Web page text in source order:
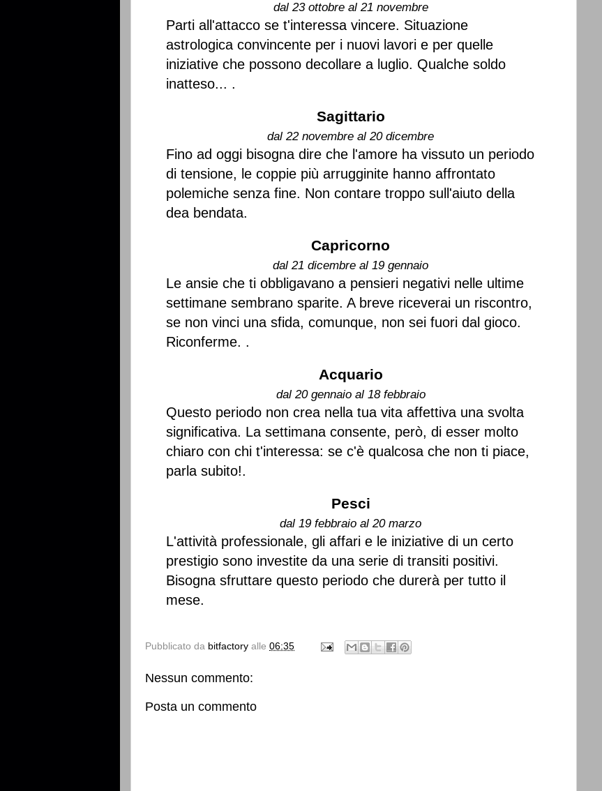
dal 23 ottobre al 21 novembre
Parti all'attacco se t'interessa vincere. Situazione
astrologica convincente per i nuovi lavori e per quelle
iniziative che possono decollare a luglio. Qualche soldo
inatteso... .
Sagittario
dal 22 novembre al 20 dicembre
Fino ad oggi bisogna dire che l'amore ha vissuto un periodo
di tensione, le coppie più arrugginite hanno affrontato
polemiche senza fine. Non contare troppo sull'aiuto della
dea bendata.
Capricorno
dal 21 dicembre al 19 gennaio
Le ansie che ti obbligavano a pensieri negativi nelle ultime
settimane sembrano sparite. A breve riceverai un riscontro,
se non vinci una sfida, comunque, non sei fuori dal gioco.
Riconferme. .
Acquario
dal 20 gennaio al 18 febbraio
Questo periodo non crea nella tua vita affettiva una svolta
significativa. La settimana consente, però, di esser molto
chiaro con chi t'interessa: se c'è qualcosa che non ti piace,
parla subito!.
Pesci
dal 19 febbraio al 20 marzo
L'attività professionale, gli affari e le iniziative di un certo
prestigio sono investite da una serie di transiti positivi.
Bisogna sfruttare questo periodo che durerà per tutto il
mese.
Pubblicato da bitfactory alle 06:35
Nessun commento:
Posta un commento